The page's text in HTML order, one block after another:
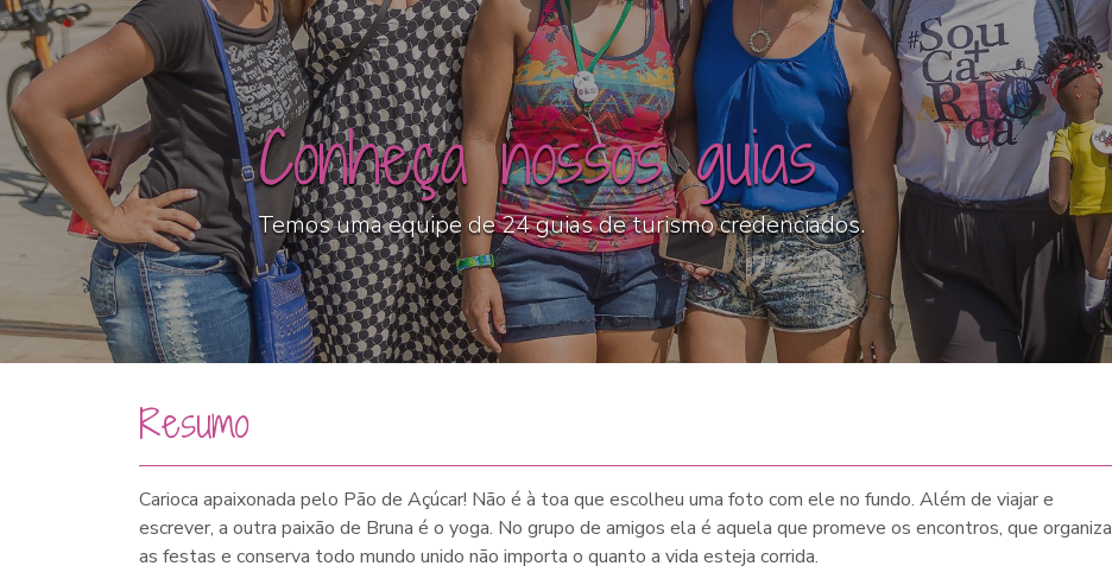
Conheça nossos guias
Temos uma equipe de 24 guias de turismo credenciados.
Resumo
Carioca apaixonada pelo Pão de Açúcar! Não é à toa que escolheu uma foto com ele no fundo. Além de viajar e
escrever, a outra paixão de Bruna é o yoga. No grupo de amigos ela é aquela que promeve os encontros, que organiza
as festas e conserva todo mundo unido não importa o quanto a vida esteja corrida.